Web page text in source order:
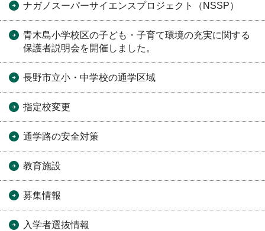
ナガノスーパーサイエンスプロジェクト（NSSP）
青木島小学校区の子ども・子育て環境の充実に関する
保護者説明会を開催しました。
長野市立小・中学校の通学区域
指定校変更
通学路の安全対策
教育施設
募集情報
入学者選抜情報